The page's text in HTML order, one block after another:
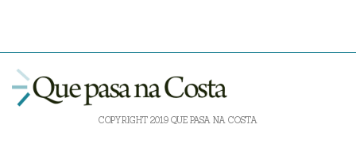
COPYRIGHT 2019 QUE PASA NA COSTA